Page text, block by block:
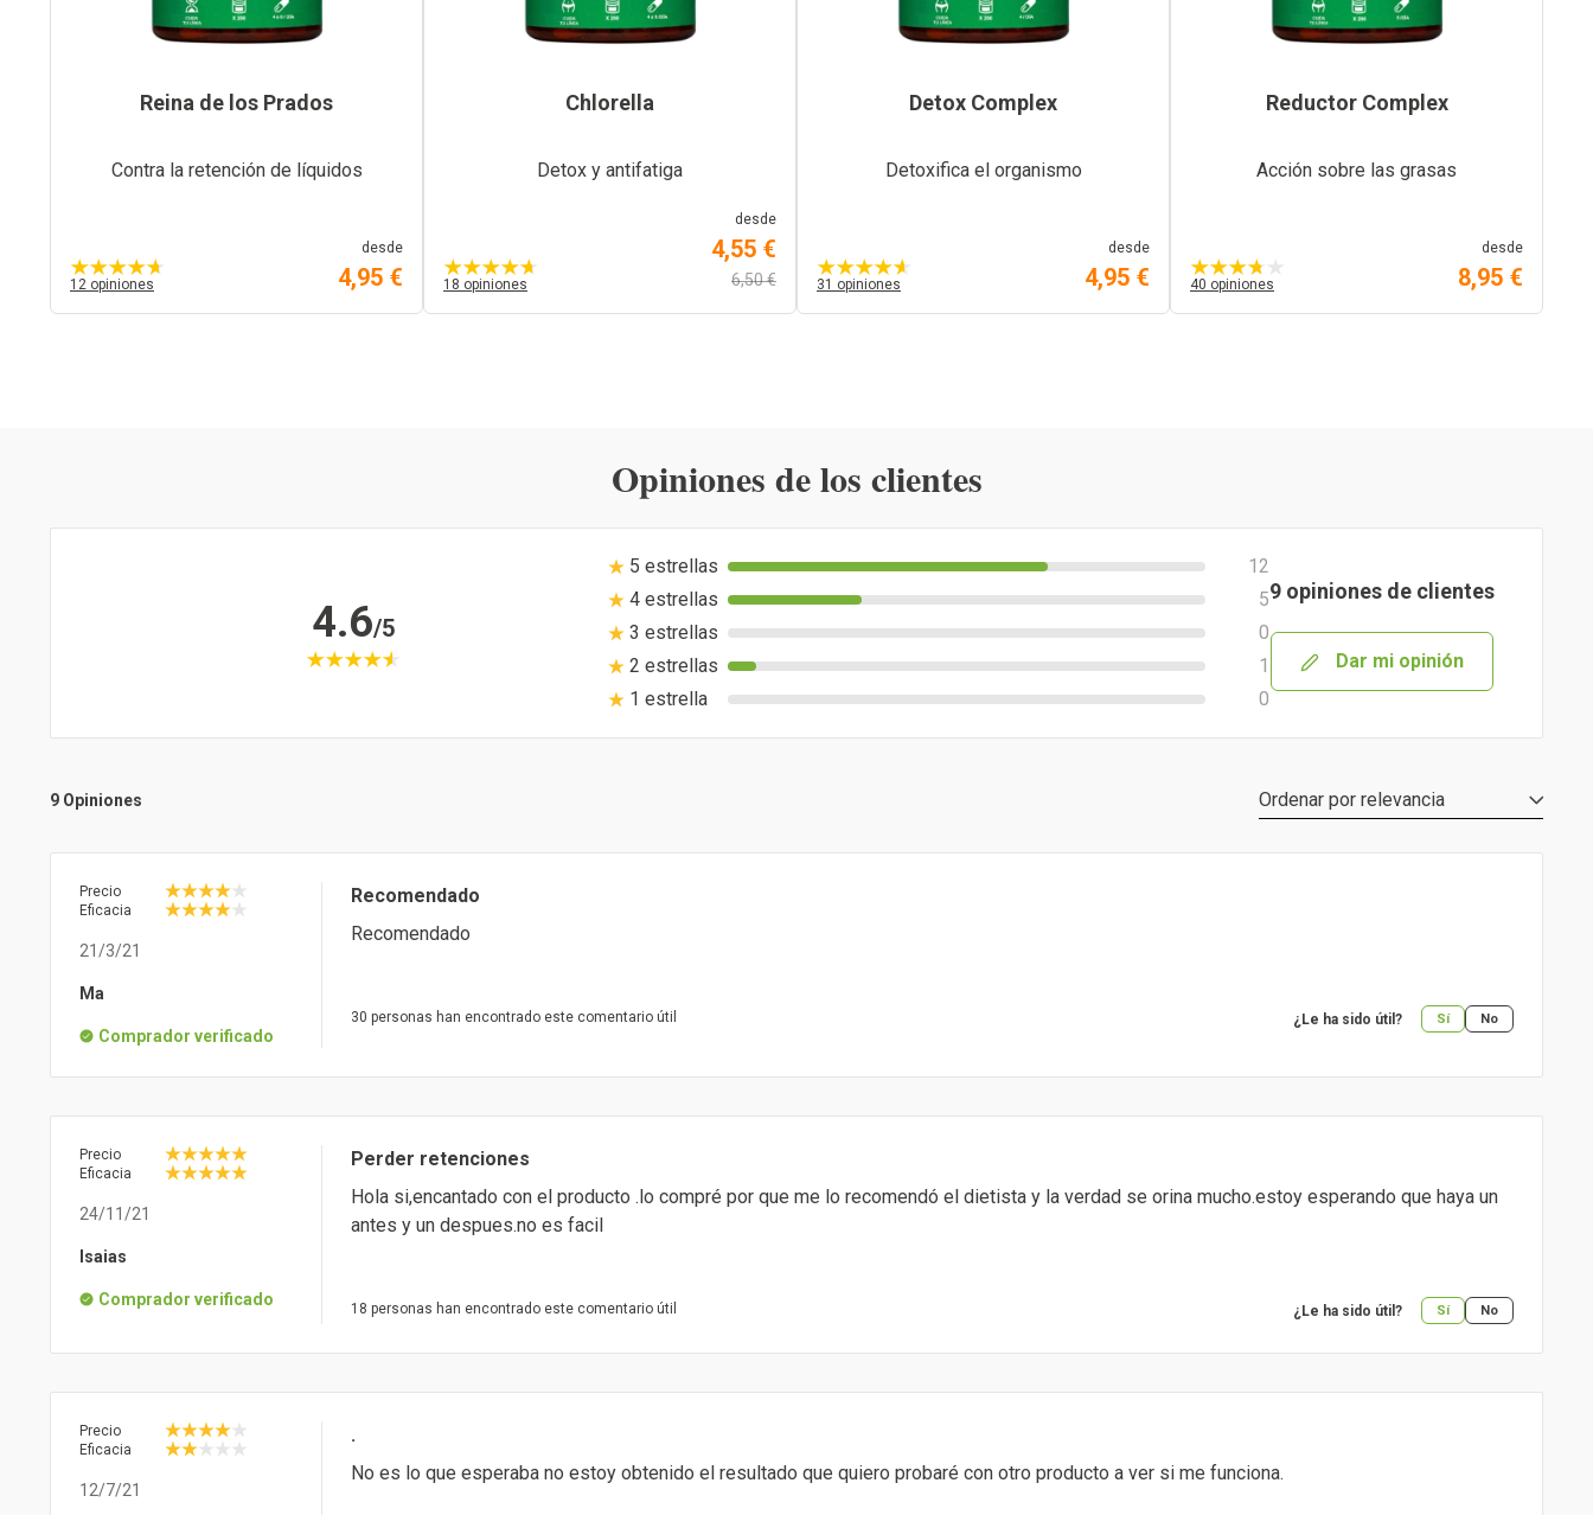
Reina de los Prados
Contra la retención de líquidos
12 opiniones
desde
4,95 €
Chlorella
Detox y antifatiga
18 opiniones
desde
4,55 €
6,50 €
Detox Complex
Detoxifica el organismo
31 opiniones
desde
4,95 €
Reductor Complex
Acción sobre las grasas
40 opiniones
desde
8,95 €
Opiniones de los clientes
4.6/5
5 estrellas
12
4 estrellas
5
3 estrellas
0
2 estrellas
1
1 estrella
0
9 opiniones de clientes
Dar mi opinión
9 Opiniones Ordenar por relevancia
Precio
Eficacia
21/3/21
Ma
Comprador verificado
Recomendado
Recomendado
30 personas han encontrado este comentario útil ¿Le ha sido útil? Sí No
Precio
Eficacia
24/11/21
Isaias
Comprador verificado
Perder retenciones
Hola si,encantado con el producto .lo compré por que me lo recomendó el dietista y la verdad se orina mucho.estoy esperando que haya un
antes y un despues.no es facil
18 personas han encontrado este comentario útil ¿Le ha sido útil? Sí No
Precio
Eficacia
12/7/21
.
No es lo que esperaba no estoy obtenido el resultado que quiero probaré con otro producto a ver si me funciona.